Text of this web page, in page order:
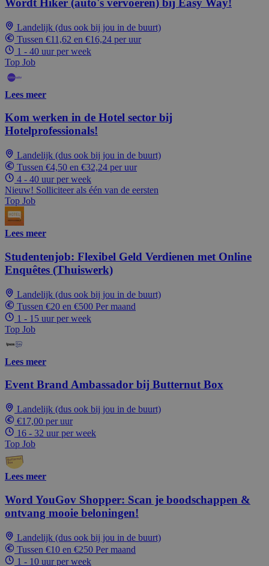
Wordt Hiker (auto's vervoeren) bij Easy Way!
Landelijk (dus ook bij jou in de buurt)
Tussen €11,62 en €16,24 per uur
1 - 40 uur per week
Top Job
Lees meer
Kom werken in de Hotel sector bij
Hotelprofessionals!
Landelijk (dus ook bij jou in de buurt)
Tussen €4,50 en €32,24 per uur
4 - 40 uur per week
Nieuw! Solliciteer als één van de eersten
Top Job
Lees meer
Studentenjob: Flexibel Geld Verdienen met Online
Enquêtes (Thuiswerk)
Landelijk (dus ook bij jou in de buurt)
Tussen €20 en €500 Per maand
1 - 15 uur per week
Top Job
Lees meer
Event Brand Ambassador bij Butternut Box
Landelijk (dus ook bij jou in de buurt)
€17,00 per uur
16 - 32 uur per week
Top Job
Lees meer
Word YouGov Shopper: Scan je boodschappen &
ontvang mooie beloningen!
Landelijk (dus ook bij jou in de buurt)
Tussen €10 en €250 Per maand
1 - 10 uur per week